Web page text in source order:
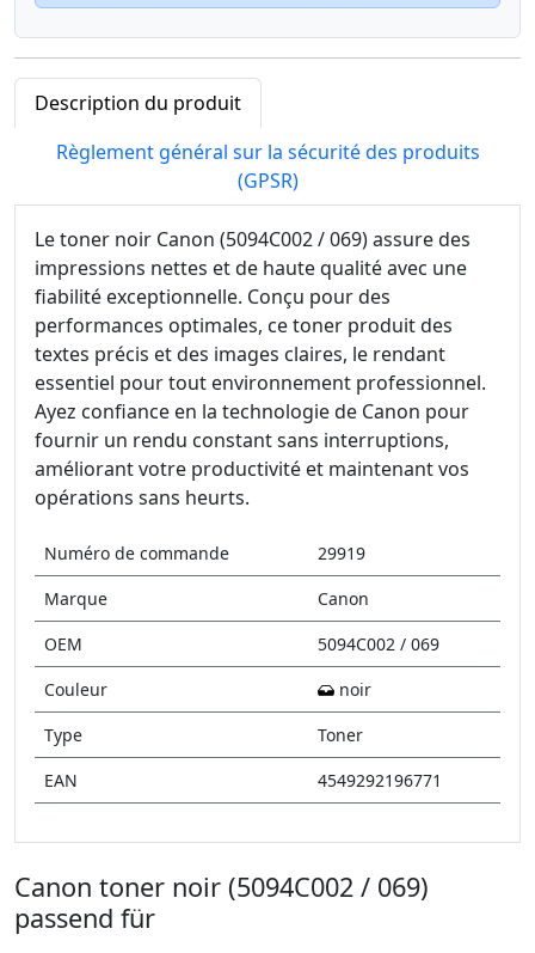
Description du produit
Règlement général sur la sécurité des produits
(GPSR)
Le toner noir Canon (5094C002 / 069) assure des
impressions nettes et de haute qualité avec une
fiabilité exceptionnelle. Conçu pour des
performances optimales, ce toner produit des
textes précis et des images claires, le rendant
essentiel pour tout environnement professionnel.
Ayez confiance en la technologie de Canon pour
fournir un rendu constant sans interruptions,
améliorant votre productivité et maintenant vos
opérations sans heurts.
Numéro de commande
29919
Marque
Canon
OEM
5094C002 / 069
Couleur
noir
Type
Toner
EAN
4549292196771
Canon toner noir (5094C002 / 069)
passend für